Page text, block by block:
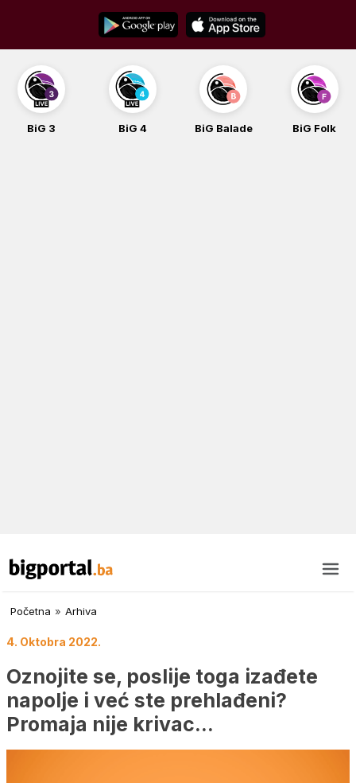
content
BiG 3 BiG 4 BiG Balade BiG Folk
Početna » Arhiva
4. Oktobra 2022.
Oznojite se, poslije toga izađete
napolje i već ste prehlađeni?
Promaja nije krivac…